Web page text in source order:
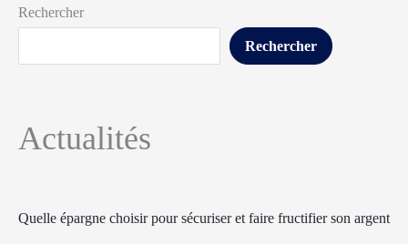
Rechercher
Rechercher
Actualités
Quelle épargne choisir pour sécuriser et faire fructifier son argent